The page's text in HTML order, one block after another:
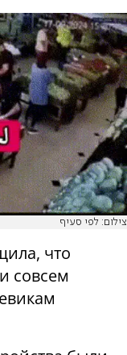
צילום: לפי סעיף
что
совсем